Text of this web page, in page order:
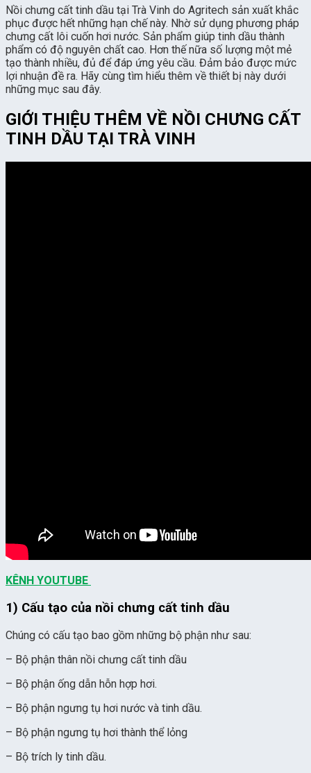
Nồi chưng cất tinh dầu tại Trà Vinh do Agritech sản xuất khắc
phục được hết những hạn chế này. Nhờ sử dụng phương pháp
chưng cất lôi cuốn hơi nước. Sản phẩm giúp tinh dầu thành
phẩm có độ nguyên chất cao. Hơn thế nữa số lượng một mẻ
tạo thành nhiều, đủ để đáp ứng yêu cầu. Đảm bảo được mức
lợi nhuận đề ra. Hãy cùng tìm hiểu thêm về thiết bị này dưới
những mục sau đây.
GIỚI THIỆU THÊM VỀ NỒI CHƯNG CẤT
TINH DẦU TẠI TRÀ VINH
KÊNH YOUTUBE
1) Cấu tạo của nồi chưng cất tinh dầu
Chúng có cấu tạo bao gồm những bộ phận như sau:
– Bộ phận thân nồi chưng cất tinh dầu
– Bộ phận ống dẫn hỗn hợp hơi.
– Bộ phận ngưng tụ hơi nước và tinh dầu.
– Bộ phận ngưng tụ hơi thành thể lỏng
– Bộ trích ly tinh dầu.